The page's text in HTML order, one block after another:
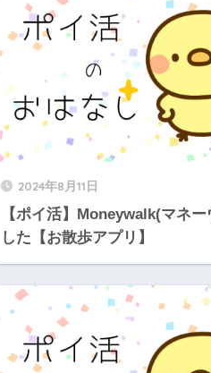
2024年8月11日
【ポイ活】Moneywalk(マネ
した【お散歩アプリ】